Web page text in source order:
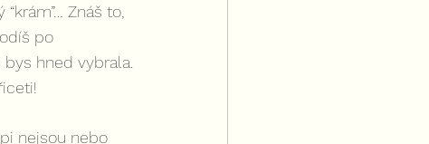
Znáš to,
po
hned vybrala.
nejsou nebo